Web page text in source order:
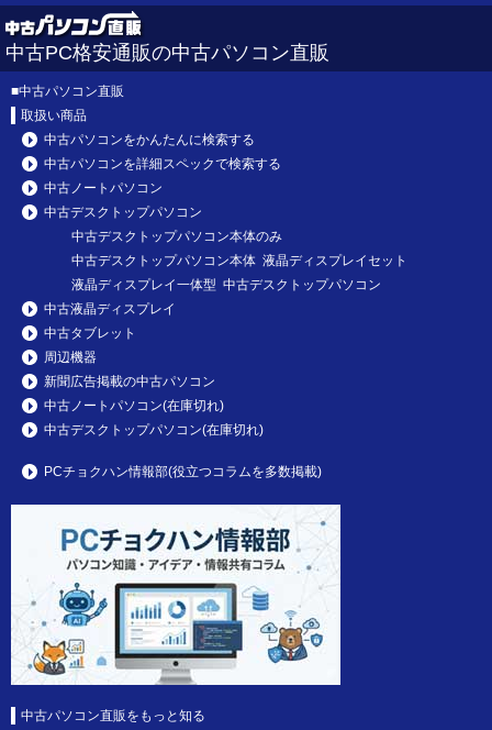
中古PC格安通販の中古パソコン直販
■中古パソコン直販
取扱い商品
中古パソコンをかんたんに検索する
中古パソコンを詳細スペックで検索する
中古ノートパソコン
中古デスクトップパソコン
中古デスクトップパソコン本体のみ
中古デスクトップパソコン本体 液晶ディスプレイセット
液晶ディスプレイ一体型 中古デスクトップパソコン
中古液晶ディスプレイ
中古タブレット
周辺機器
新聞広告掲載の中古パソコン
中古ノートパソコン(在庫切れ)
中古デスクトップパソコン(在庫切れ)
PCチョクハン情報部(役立つコラムを多数掲載)
中古パソコン直販をもっと知る